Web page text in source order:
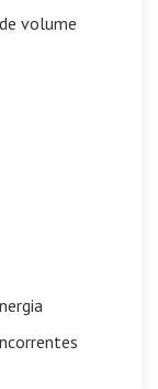
volume